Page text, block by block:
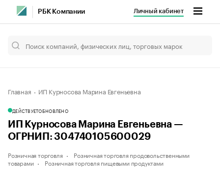
РБК Компании Личный кабинет
Главная ИП Курносова Марина Евгеньевна
ДЕЙСТВУЕТОБНОВЛЕНО
ИП Курносова Марина Евгеньевна —
ОГРНИП: 304740105600029
Розничная торговля
Розничная торговля продовольственными
товарами
Розничная торговля пищевыми продуктами